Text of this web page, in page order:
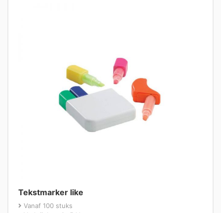
Tekstmarker like
Vanaf 100 stuks